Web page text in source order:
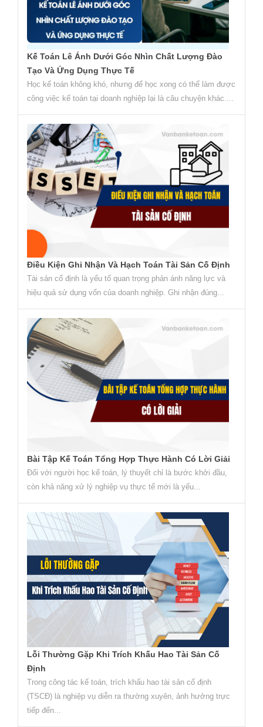
Kế Toán Lê Ánh Dưới Góc Nhìn Chất Lượng Đào
Tạo Và Ứng Dụng Thực Tế
Học kế toán không khó, nhưng để học xong có thể làm được
công việc kế toán tại doanh nghiệp lại là câu chuyện khác....
Điều Kiện Ghi Nhận Và Hạch Toán Tài Sản Cố Định
Tài sản cố định là yếu tố quan trọng phản ánh năng lực và
hiệu quả sử dụng vốn của doanh nghiệp. Ghi nhận đúng...
Bài Tập Kế Toán Tổng Hợp Thực Hành Có Lời Giải
Đối với người học kế toán, lý thuyết chỉ là bước khởi đầu,
còn khả năng xử lý nghiệp vụ thực tế mới là yếu...
Lỗi Thường Gặp Khi Trích Khấu Hao Tài Sản Cố
Định
Trong công tác kế toán, trích khấu hao tài sản cố định
(TSCĐ) là nghiệp vụ diễn ra thường xuyên, ảnh hưởng trực
tiếp đến...